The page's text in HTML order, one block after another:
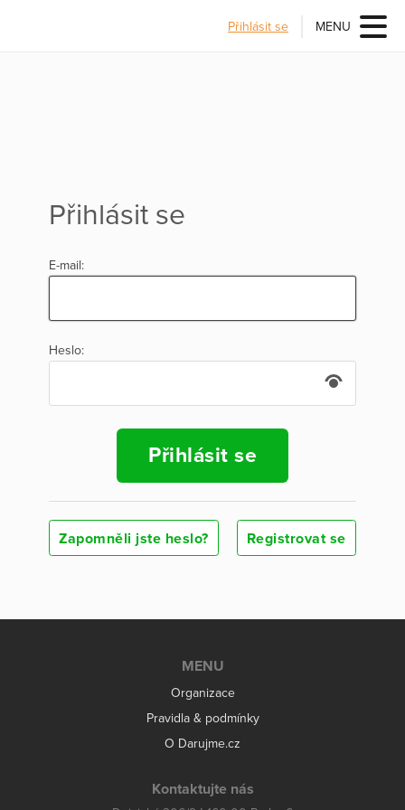
Přihlásit se MENU
Přihlásit se
E-mail:
Heslo:
Přihlásit se
Zapomněli jste heslo? Registrovat se
MENU
Organizace
Pravidla & podmínky
O Darujme.cz
Kontaktujte nás